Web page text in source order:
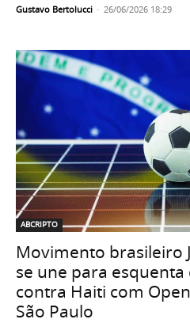
Gustavo Bertolucci - 26/06/2026 18:29
ABCRIPTO
Movimento brasileiro
se une para
contra Haiti com
São Paulo